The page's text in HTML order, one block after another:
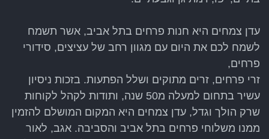
עדן צמחים היא חנות פרחים בתל אביב, אשר תשמח
לשמח לכם את היום עם מגוון רחב של עציצים, סידורי
פרחים,
זרי פרחים, זרים מתוקים ושלל הפתעות. בזכות ניסיון
עשיר בתחום למעלה מ50 שנה, ותודות לקהל לקוחות
שרק הולך וגדל, עדן צמחים היא המקום המושלם להזמין
ממנו משלוחי פרחים בתל אביב והסביבה. אגב, לאור